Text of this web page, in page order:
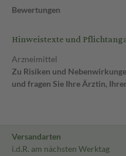
Bewertungen
Hinweistexte und
Arzneimittel
Zu Risiken und
und fragen Sie Ihre Ärztin,
Versandarten
i.d.R. am nächsten Werktag